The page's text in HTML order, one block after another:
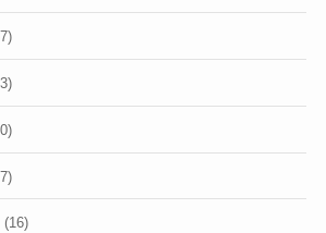
(16)